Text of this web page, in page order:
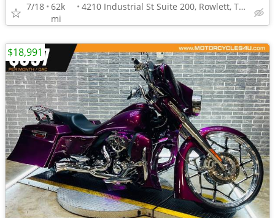
7/18 62k
mi
4210 Industrial St Suite 200, Rowlett, TX 75088
$18,991